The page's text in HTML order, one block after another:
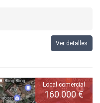
Ver detalles
Local comercial
160.000 €